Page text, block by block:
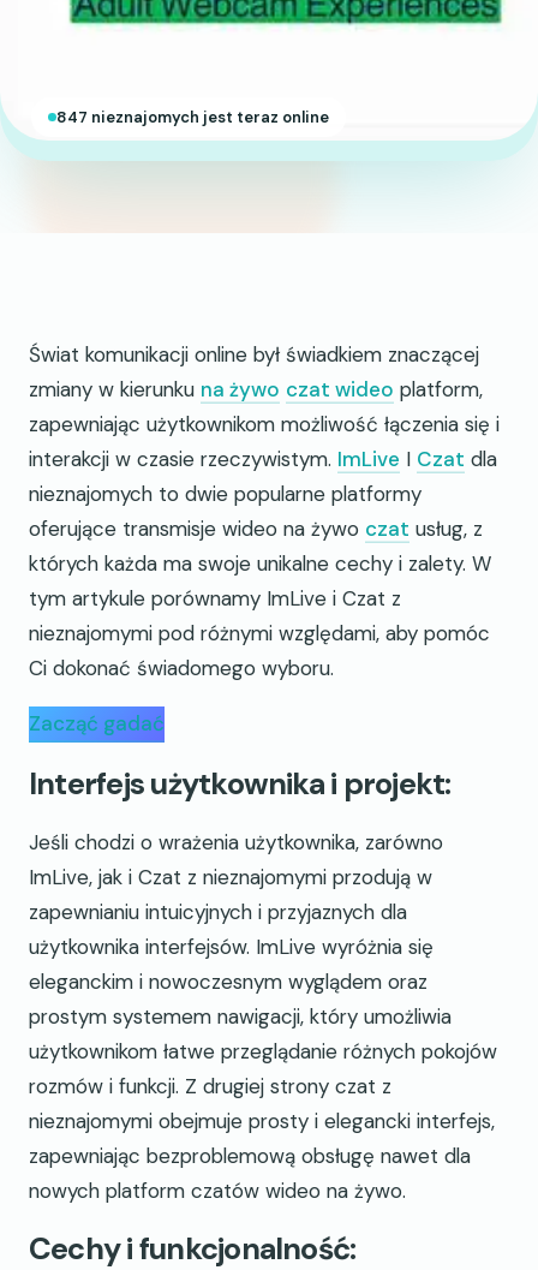
847 nieznajomych jest teraz online
Świat komunikacji online był świadkiem znaczącej
zmiany w kierunku na żywo czat wideo platform,
zapewniając użytkownikom możliwość łączenia się i
interakcji w czasie rzeczywistym. ImLive I Czat dla
nieznajomych to dwie popularne platformy
oferujące transmisje wideo na żywo czat usług, z
których każda ma swoje unikalne cechy i zalety. W
tym artykule porównamy ImLive i Czat z
nieznajomymi pod różnymi względami, aby pomóc
Ci dokonać świadomego wyboru.
Zacząć gadać
Interfejs użytkownika i projekt:
Jeśli chodzi o wrażenia użytkownika, zarówno
ImLive, jak i Czat z nieznajomymi przodują w
zapewnianiu intuicyjnych i przyjaznych dla
użytkownika interfejsów. ImLive wyróżnia się
eleganckim i nowoczesnym wyglądem oraz
prostym systemem nawigacji, który umożliwia
użytkownikom łatwe przeglądanie różnych pokojów
rozmów i funkcji. Z drugiej strony czat z
nieznajomymi obejmuje prosty i elegancki interfejs,
zapewniając bezproblemową obsługę nawet dla
nowych platform czatów wideo na żywo.
Cechy i funkcjonalność: